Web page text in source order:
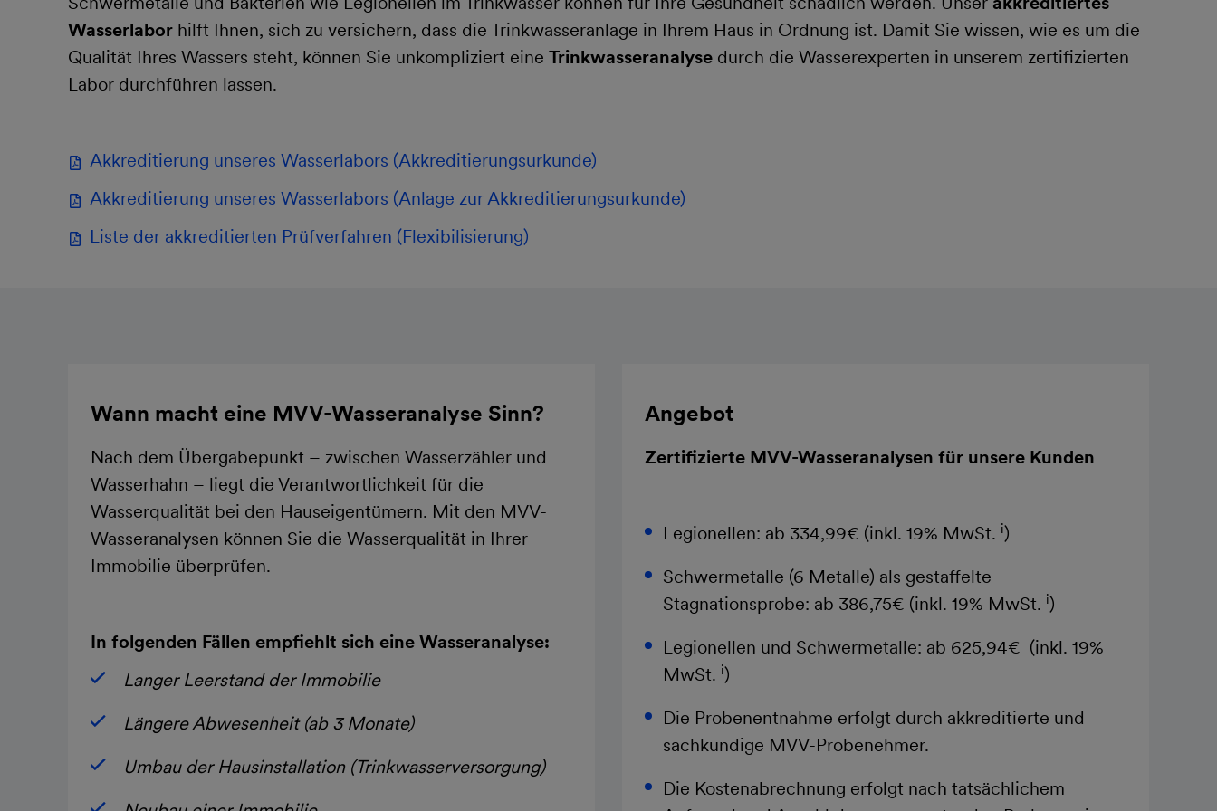
Wasserlabor hilft Ihnen, sich zu versichern, dass die Trinkwasseranlage in Ihrem Haus in Ordnung ist. Damit Sie wissen, wie es um die
Qualität Ihres Wassers steht, können Sie unkompliziert eine Trinkwasseranalyse durch die Wasserexperten in unserem zertifizierten
Labor durchführen lassen.
Akkreditierung unseres Wasserlabors (Akkreditierungsurkunde)
Akkreditierung unseres Wasserlabors (Anlage zur Akkreditierungsurkunde)
Liste der akkreditierten Prüfverfahren (Flexibilisierung)
Wann macht eine MVV-Wasseranalyse Sinn?
Nach dem Übergabepunkt – zwischen Wasserzähler und
Wasserhahn – liegt die Verantwortlichkeit für die
Wasserqualität bei den Hauseigentümern. Mit den MVV-
Wasseranalysen können Sie die Wasserqualität in Ihrer
Immobilie überprüfen.
In folgenden Fällen empfiehlt sich eine Wasseranalyse:
Langer Leerstand der Immobilie
Längere Abwesenheit (ab 3 Monate)
Umbau der Hausinstallation (Trinkwasserversorgung)
Angebot
Zertifizierte MVV-Wasseranalysen für unsere Kunden
Legionellen: ab 334,99€ (inkl. 19% MwSt. i)
Schwermetalle (6 Metalle) als gestaffelte
Stagnationsprobe: ab 386,75€ (inkl. 19% MwSt. i)
Legionellen und Schwermetalle: ab 625,94€ (inkl. 19%
MwSt. i)
Die Probenentnahme erfolgt durch akkreditierte und
sachkundige MVV-Probenehmer.
Die Kostenabrechnung erfolgt nach tatsächlichem